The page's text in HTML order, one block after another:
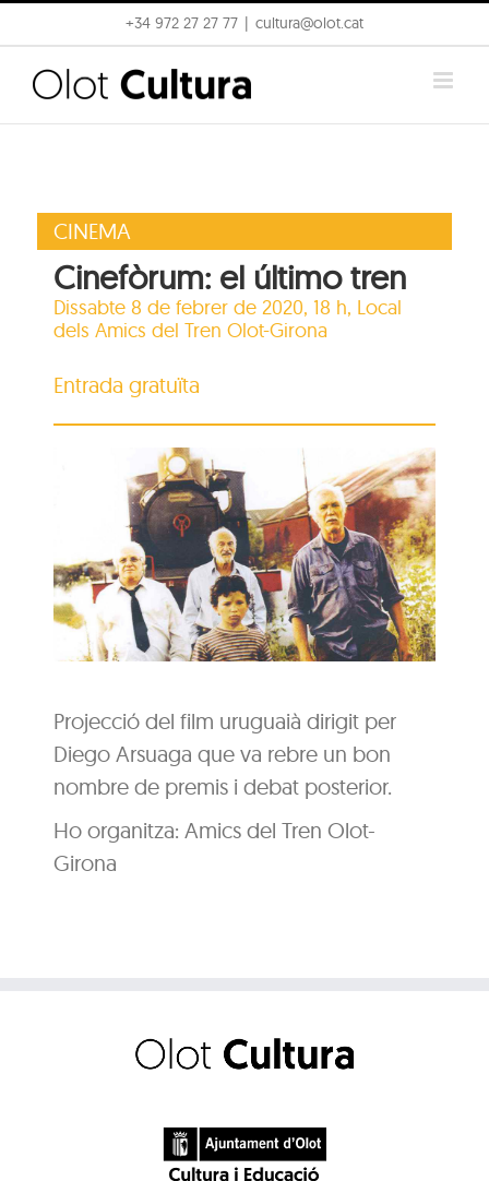
to
content
+34 972 27 27 77 cultura@olot.cat
CINEMA
Cinefòrum: el último tren
Dissabte 8 de febrer de 2020, 18 h, Local
dels Amics del Tren Olot-Girona
Entrada gratuïta
Projecció del film uruguaià dirigit per
Diego Arsuaga que va rebre un bon
nombre de premis i debat posterior.
Ho organitza: Amics del Tren Olot-
Girona